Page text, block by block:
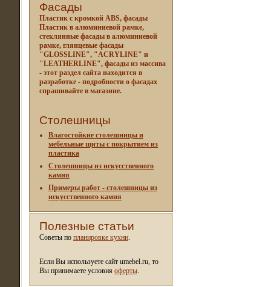
Фасады
Пластик с кромкой ABS, фасады
Пластик в алюминиевой рамке,
стеклянные фасады в алюминиевой
рамке, глянцевые фасады
"GLOSSLINE", "ACRYLINE" и
"LEATHERLINE", фасады из массива
- этот раздел сайта находится в
разработке - подробности о фасадах
спрашивайте в магазине.
Столешницы
Влагостойкие столешницы и
мебельные щиты c покрытием из
пластика
Столешницы из искусственного
камня
Примеры работ - столешницы из
искусственного камня
Полезные статьи
Советы по планировке кухни.
Если Вы используете сайт umebel.ru, то
Вы принимаете условия оферты.